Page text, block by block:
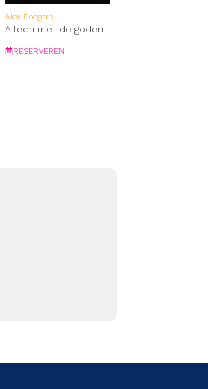
Alex Boogers
Alleen met de goden
RESERVEREN